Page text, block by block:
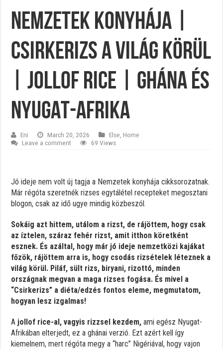
Nemzetek konyhája |
Csirkerizs a világ körül
| Jollof Rice | Ghána és
Nyugat-Afrika
Eni March 20, 2026 Else Home
Leave a comment
69 Views
Jó ideje nem volt új tagja a Nemzetek konyhája cikksorozatnak.
Már régóta szeretnék rizses egytálétel recepteket megosztani
blogon, csak az idő ugye mindig közbeszól.
Sokáig azt hittem, utálom a rizst, de rájöttem, hogy csak
az íztelen, száraz fehér rizst, amit itthon köretként
esznek. És azáltal, hogy már jó ideje nemzetközi kajákat
főzök, rájöttem arra is, hogy csodás rizsételek léteznek a
világ körül. Piláf, sült rizs, biryani, rizottó, minden
országnak megvan a maga rizses fogása. És mivel a
“Csirkerizs” a diéta/edzés fontos eleme, megmutatom,
hogyan lesz izgalmas!
A jollof rice-al, vagyis rizzsel kezdem, ami egész Nyugat-
Afrikában elterjedt, ez a ghánai verzió. Ezt azért kell így
kiemelnem, mert régóta megy a “harc” Nigériával, hogy vajon